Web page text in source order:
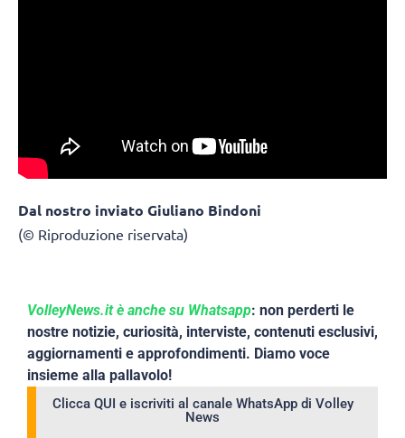
Dal nostro inviato Giuliano Bindoni
(© Riproduzione riservata)
VolleyNews.it è anche su Whatsapp: non perderti le
nostre notizie, curiosità, interviste, contenuti esclusivi,
aggiornamenti e approfondimenti. Diamo voce
insieme alla pallavolo!
Clicca QUI e iscriviti al canale WhatsApp di Volley
News